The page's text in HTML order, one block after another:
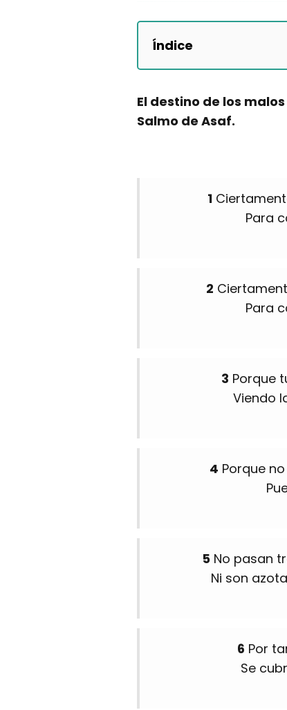
Índice
El destino de los malos
Salmo de Asaf.
1
Para
2
Para
3 Porque
Viendo
4 Porque
5 No pasan
Ni son
6 Por
Se